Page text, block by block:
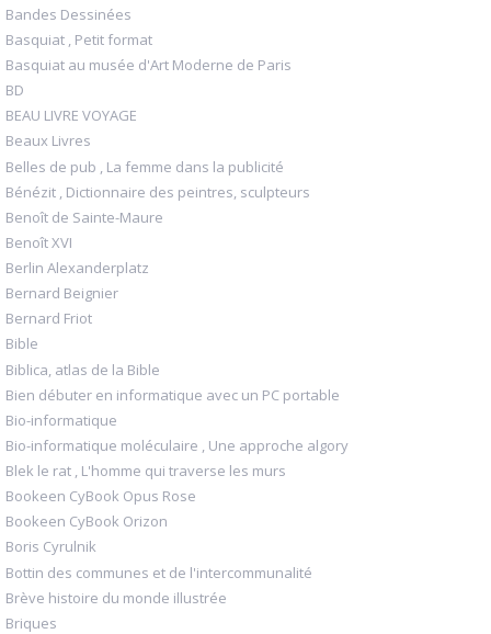
Bandes Dessinées
Basquiat , Petit format
Basquiat au musée d'Art Moderne de Paris
BD
BEAU LIVRE VOYAGE
Beaux Livres
Belles de pub , La femme dans la publicité
Bénézit , Dictionnaire des peintres, sculpteurs
Benoît de Sainte-Maure
Benoît XVI
Berlin Alexanderplatz
Bernard Beignier
Bernard Friot
Bible
Biblica, atlas de la Bible
Bien débuter en informatique avec un PC portable
Bio-informatique
Bio-informatique moléculaire , Une approche algory
Blek le rat , L'homme qui traverse les murs
Bookeen CyBook Opus Rose
Bookeen CyBook Orizon
Boris Cyrulnik
Bottin des communes et de l'intercommunalité
Brève histoire du monde illustrée
Briques